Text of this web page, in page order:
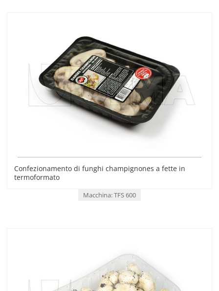
Confezionamento di funghi champignones a fette in
termoformato
Macchina: TFS 600